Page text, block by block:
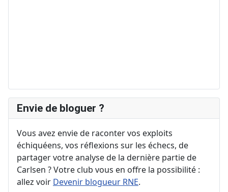
Envie de bloguer ?
Vous avez envie de raconter vos exploits
échiquéens, vos réflexions sur les échecs, de
partager votre analyse de la dernière partie de
Carlsen ? Votre club vous en offre la possibilité :
allez voir Devenir blogueur RNE.